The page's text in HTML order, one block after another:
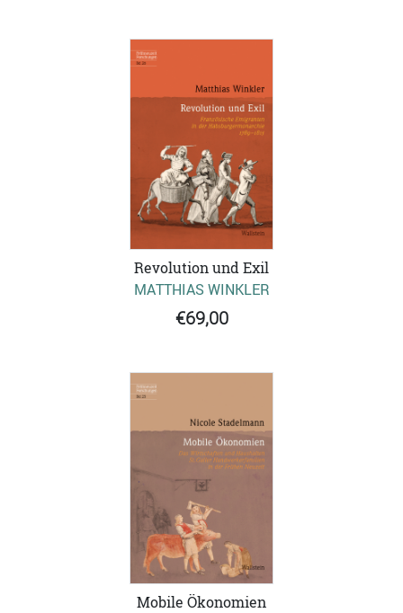
Revolution und Exil
MATTHIAS WINKLER
€69,00
Mobile Ökonomien